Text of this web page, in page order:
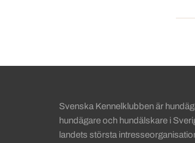
Svenska Kennelklubben är
hundägare och hundälskare i
landets största